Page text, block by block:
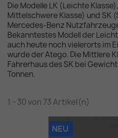
Die Modelle LK (Leichte
Mittelschwere Klasse) und SK
Mercedes-Benz
Bekanntestes Modell der
auch heute noch vielerorts im
wurde der Atego. Die Mittlere
Fahrerhaus des SK bei
Tonnen.
1 - 30 von 73 Artikel(n)
NEU